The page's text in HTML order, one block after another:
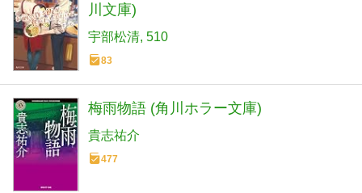
川文庫)
宇部松清 510
83
梅雨物語 (角川ホラー文庫)
貴志祐介
477